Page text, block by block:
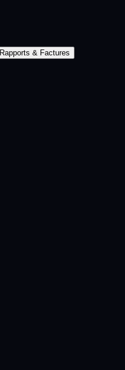
Rapports & Factures